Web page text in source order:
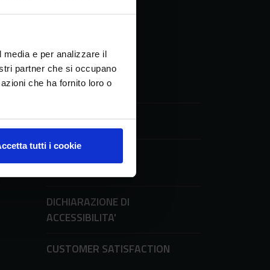
e per analizzare il
partner che si occupano
che ha fornito loro o
tutti i cookie
UFFICIO STAMPA
AMMINISTRAZIONE
DICHIARAZIONE DI
ACCESSIBILITA'
CUSTOMER SATISFACTION